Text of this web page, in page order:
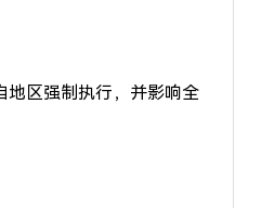
地区强制执行，并影响全